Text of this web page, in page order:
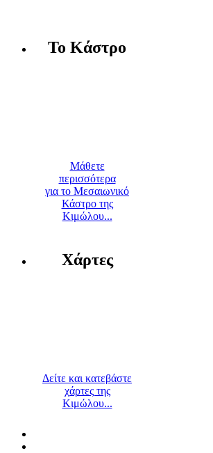
Το Κάστρο
Μάθετε
περισσότερα
για το Μεσαιωνικό
Κάστρο της
Κιμώλου...
Χάρτες
Δείτε και κατεβάστε
χάρτες της
Κιμώλου...